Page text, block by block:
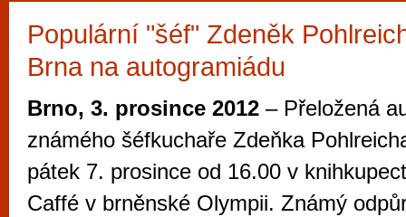
Populární "šéf" Zdeněk
Brna na autogramiádu
Brno, 3. prosince 2012 – Přeložená
známého šéfkuchaře Zdeňka
pátek 7. prosince od 16.00 v
Caffé v brněnské Olympii. Známý
Průvodce
Brně: Od
Brno je
zajímavé
restaurace,
Mimo jiné je ale také místem, kde si